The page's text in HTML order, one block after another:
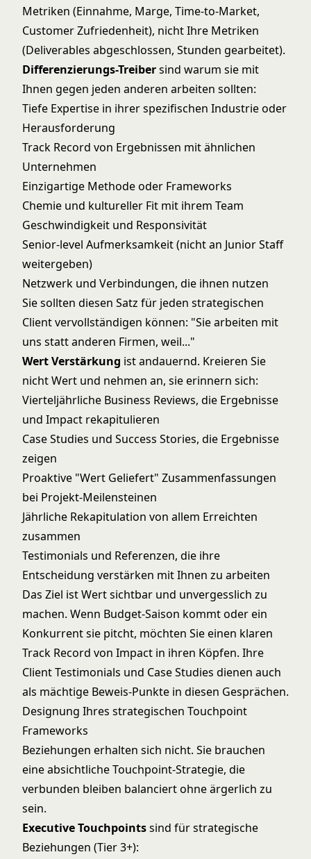
Metriken (Einnahme, Marge, Time-to-Market,
Customer Zufriedenheit), nicht Ihre Metriken
(Deliverables abgeschlossen, Stunden gearbeitet).
Differenzierungs-Treibersind warum sie mit
Ihnen gegen jeden anderen arbeiten sollten:
Tiefe Expertise in ihrer spezifischen Industrie oder
Herausforderung
Track Record von Ergebnissen mit ähnlichen
Unternehmen
Einzigartige Methode oder Frameworks
Chemie und kultureller Fit mit ihrem Team
Geschwindigkeit und Responsivität
Senior-level Aufmerksamkeit (nicht an Junior Staff
weitergeben)
Netzwerk und Verbindungen, die ihnen nutzen
Sie sollten diesen Satz für jeden strategischen
Client vervollständigen können: "Sie arbeiten mit
uns statt anderen Firmen, weil..."
Wert Verstärkung ist andauernd. Kreieren Sie
nicht Wert und nehmen an, sie erinnern sich:
Vierteljährliche Business Reviews, die Ergebnisse
und Impact rekapitulieren
Case Studies und Success Stories, die Ergebnisse
zeigen
Proaktive "Wert Geliefert" Zusammenfassungen
bei Projekt-Meilensteinen
Jährliche Rekapitulation von allem Erreichten
zusammen
Testimonials und Referenzen, die ihre
Entscheidung verstärken mit Ihnen zu arbeiten
Das Ziel ist Wert sichtbar und unvergesslich zu
machen. Wenn Budget-Saison kommt oder ein
Konkurrent sie pitcht, möchten Sie einen klaren
Track Record von Impact in ihren Köpfen. Ihre
Client Testimonials und Case Studies dienen auch
als mächtige Beweis-Punkte in diesen Gesprächen.
Designung Ihres strategischen Touchpoint
Frameworks
Beziehungen erhalten sich nicht. Sie brauchen
eine absichtliche Touchpoint-Strategie, die
verbunden bleiben balanciert ohne ärgerlich zu
sein.
Executive Touchpointssind für strategische
Beziehungen (Tier 3+):